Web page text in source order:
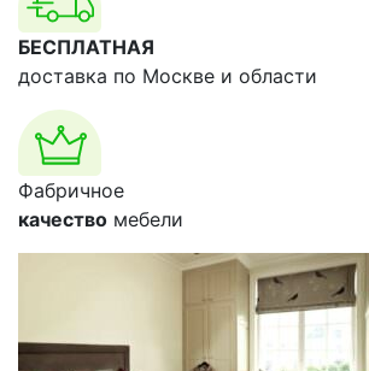
БЕСПЛАТНАЯ
доставка по Москве и области
Фабричное
качество мебели